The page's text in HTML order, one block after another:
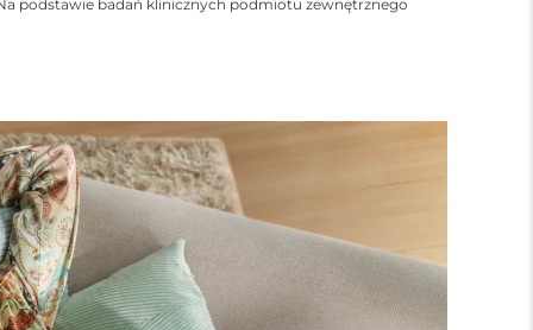
podstawie badań klinicznych podmiotu zewnętrznego